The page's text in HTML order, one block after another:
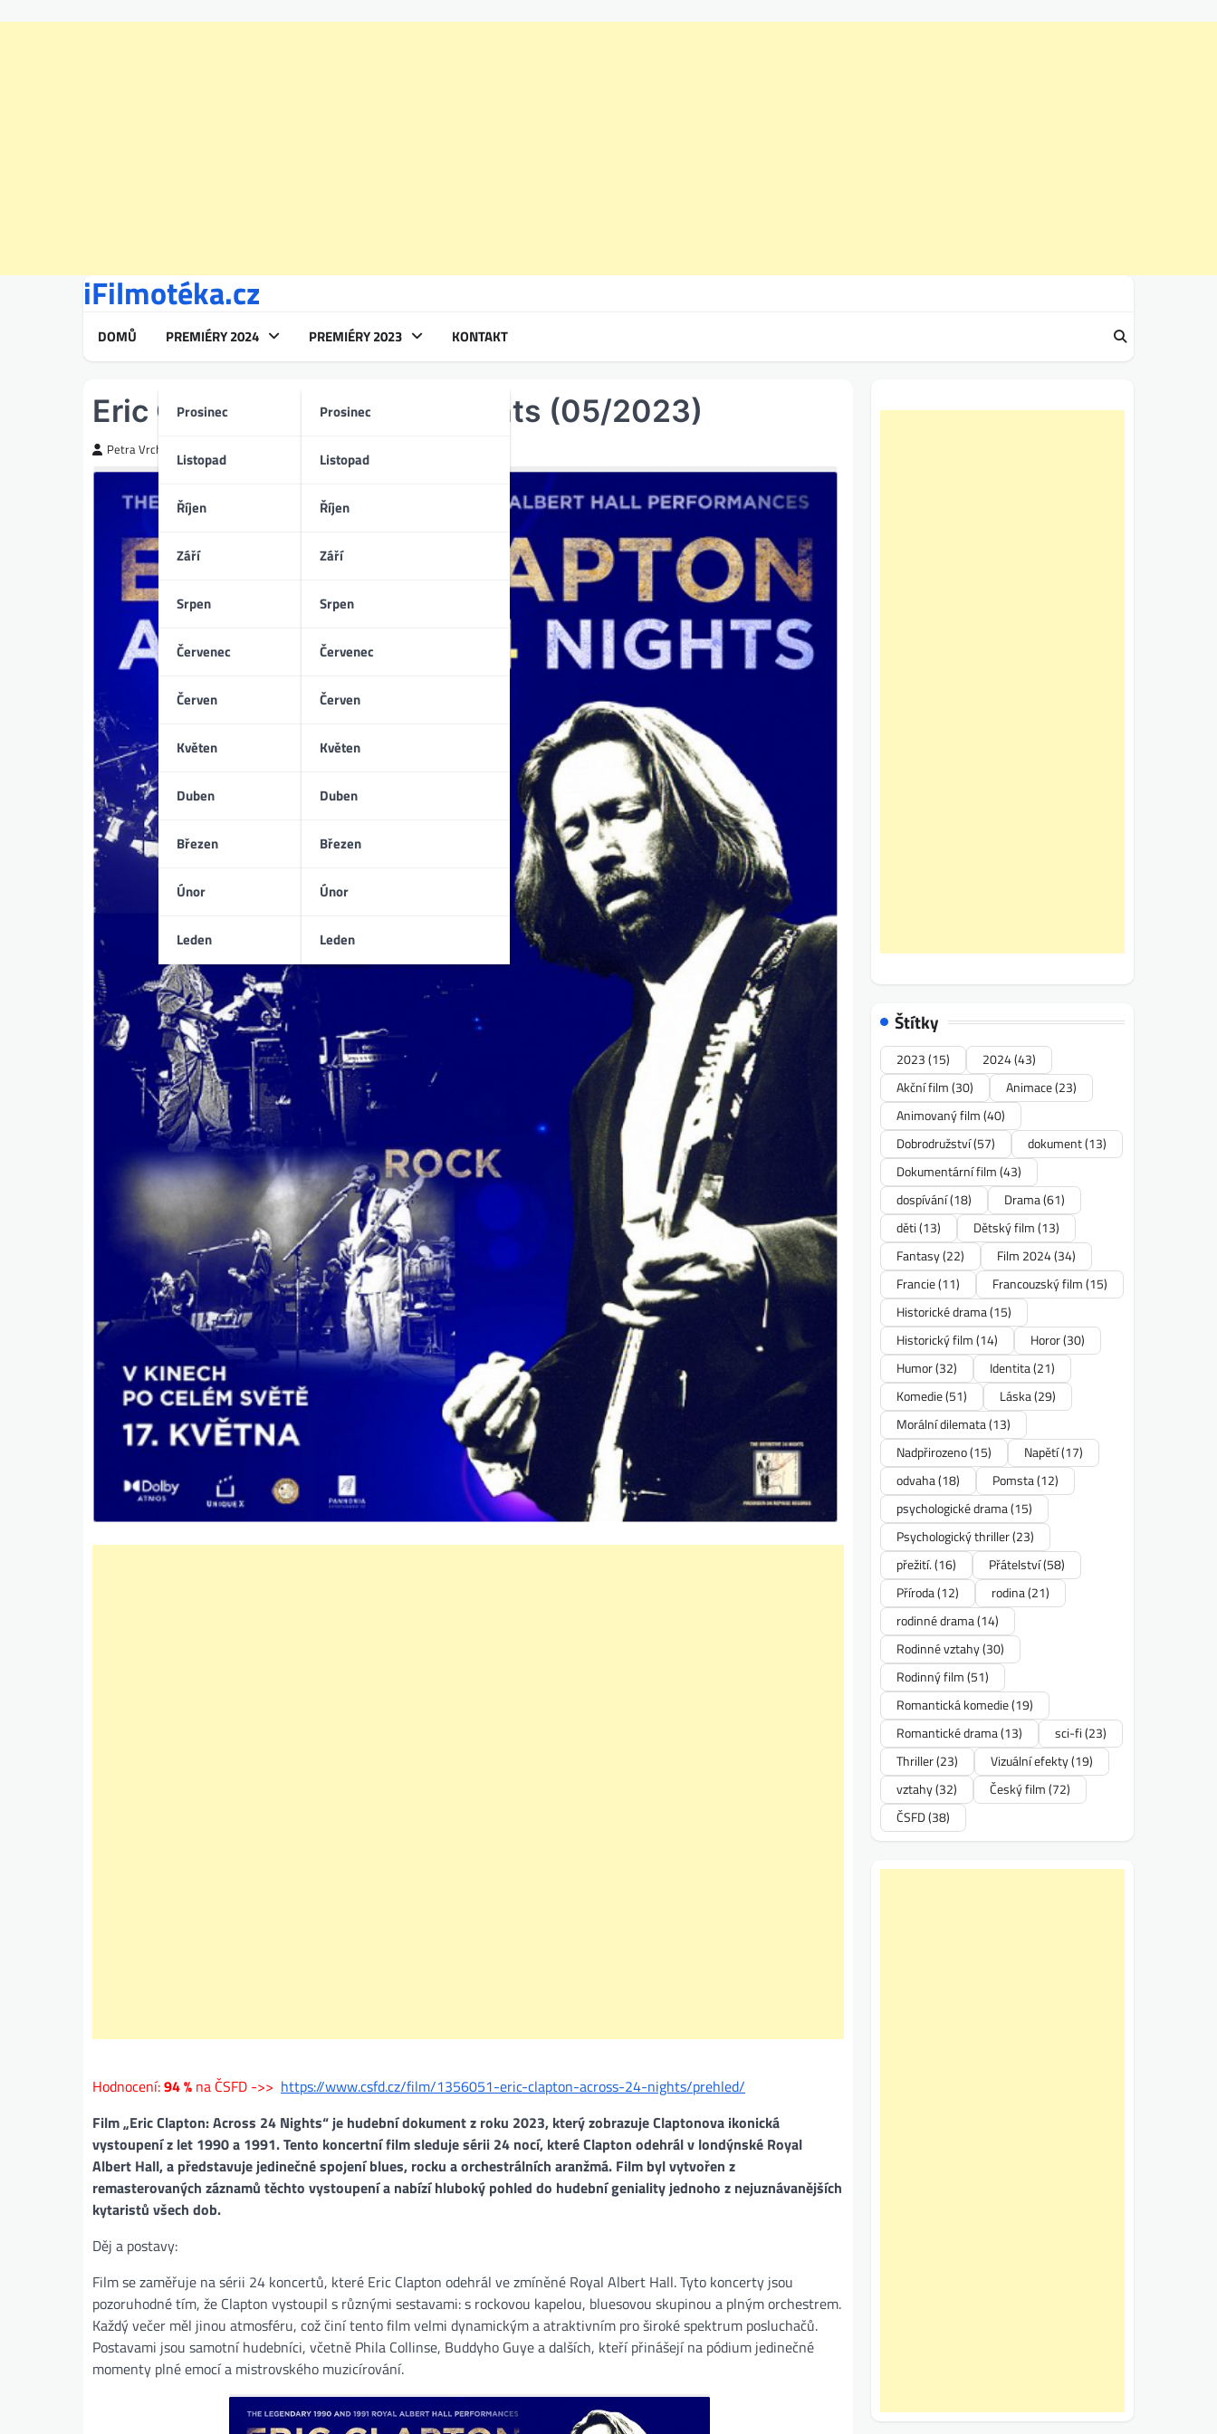
iFilmotéka.cz
DOMŮ PREMIÉRY 2024
Prosinec
Listopad
Říjen
Září
Srpen
Červenec
Červen
Květen
Duben
Březen
Únor
Leden
PREMIÉRY 2023
Prosinec
Listopad
Říjen
Září
Srpen
Červenec
Červen
Květen
Duben
Březen
Únor
Leden
KONTAKT
Eric Clapton: Across 24 Nights (05/2023)
Petra Vrchotická
Hodnocení:94 % na ČSFD ->> https://www.csfd.cz/film/1356051-eric-clapton-across-24-nights/prehled/
Film „Eric Clapton: Across 24 Nights“ je hudební dokument z roku 2023, který zobrazuje Claptonova ikonická
vystoupení z let 1990 a 1991. Tento koncertní film sleduje sérii 24 nocí, které Clapton odehrál v londýnské Royal
Albert Hall, a představuje jedinečné spojení blues, rocku a orchestrálních aranžmá. Film byl vytvořen z
remasterovaných záznamů těchto vystoupení a nabízí hluboký pohled do hudební geniality jednoho z nejuznávanějších
kytaristů všech dob.
Děj a postavy:
Film se zaměřuje na sérii 24 koncertů, které Eric Clapton odehrál ve zmíněné Royal Albert Hall. Tyto koncerty jsou
pozoruhodné tím, že Clapton vystoupil s různými sestavami: s rockovou kapelou, bluesovou skupinou a plným orchestrem.
Každý večer měl jinou atmosféru, což činí tento film velmi dynamickým a atraktivním pro široké spektrum posluchačů.
Postavami jsou samotní hudebníci, včetně Phila Collinse, Buddyho Guye a dalších, kteří přinášejí na pódium jedinečné
momenty plné emocí a mistrovského muzicírování.
Štítky
2023(15) 2024(43)
Akční film(30) Animace(23)
Animovaný film(40)
Dobrodružství(57) dokument(13)
Dokumentární film(43)
dospívání(18) Drama(61)
děti(13) Dětský film(13)
Fantasy(22) Film 2024(34)
Francie(11) Francouzský film(15)
Historické drama(15)
Historický film(14) Horor(30)
Humor(32) Identita(21)
Komedie(51) Láska(29)
Morální dilemata(13)
Nadpřirozeno(15) Napětí(17)
odvaha(18) Pomsta(12)
psychologické drama(15)
Psychologický thriller(23)
přežití.(16) Přátelství(58)
Příroda(12) rodina(21)
rodinné drama(14)
Rodinné vztahy(30)
Rodinný film(51)
Romantická komedie(19)
Romantické drama(13) sci-fi(23)
Thriller(23) Vizuální efekty(19)
vztahy(32) Český film(72)
ČSFD(38)